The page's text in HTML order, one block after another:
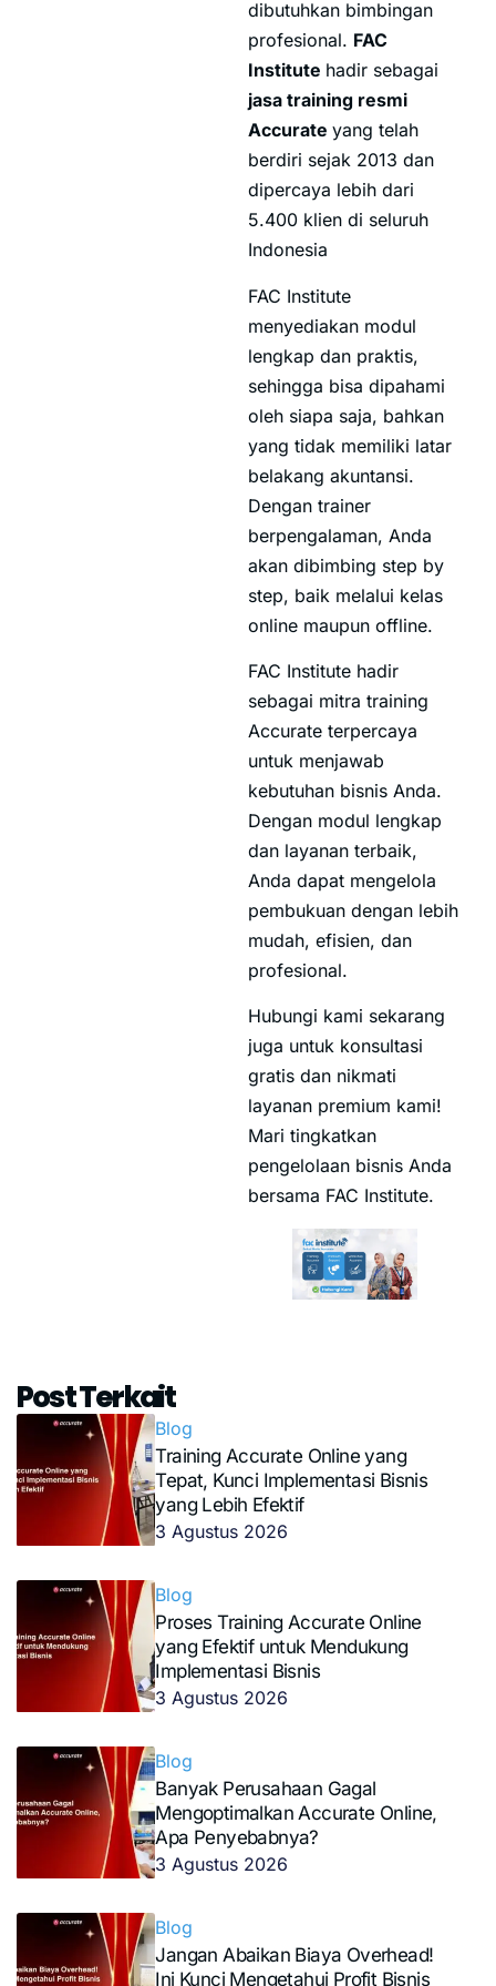
dibutuhkan bimbingan
profesional. FAC
Institute hadir sebagai
jasa training resmi
Accurate yang telah
berdiri sejak 2013 dan
dipercaya lebih dari
5.400 klien di seluruh
Indonesia
FAC Institute
menyediakan modul
lengkap dan praktis,
sehingga bisa dipahami
oleh siapa saja, bahkan
yang tidak memiliki latar
belakang akuntansi.
Dengan trainer
berpengalaman, Anda
akan dibimbing step by
step, baik melalui kelas
online maupun offline.
FAC Institute hadir
sebagai mitra training
Accurate terpercaya
untuk menjawab
kebutuhan bisnis Anda.
Dengan modul lengkap
dan layanan terbaik,
Anda dapat mengelola
pembukuan dengan lebih
mudah, efisien, dan
profesional.
Hubungi kami sekarang
juga untuk konsultasi
gratis dan nikmati
layanan premium kami!
Mari tingkatkan
pengelolaan bisnis Anda
bersama FAC Institute.
Post Terkait
Blog
Training Accurate Online yang
Tepat, Kunci Implementasi Bisnis
yang Lebih Efektif
3 Agustus 2026
Blog
Proses Training Accurate Online
yang Efektif untuk Mendukung
Implementasi Bisnis
3 Agustus 2026
Blog
Banyak Perusahaan Gagal
Mengoptimalkan Accurate Online,
Apa Penyebabnya?
3 Agustus 2026
Blog
Jangan Abaikan Biaya Overhead!
Ini Kunci Mengetahui Profit Bisnis